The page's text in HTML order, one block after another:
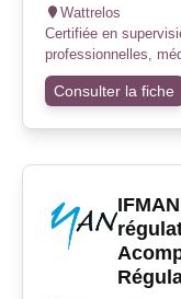
Wattrelos
Certifiée en
professionnelles,
Consulter la fiche